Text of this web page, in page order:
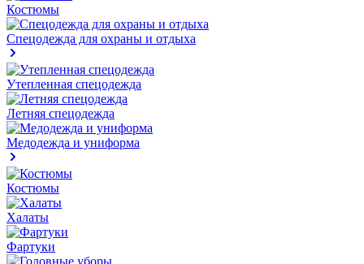
Костюмы
Спецодежда для охраны и отдыха
Утепленная спецодежда
Летняя спецодежда
Медодежда и униформа
Костюмы
Халаты
Фартуки